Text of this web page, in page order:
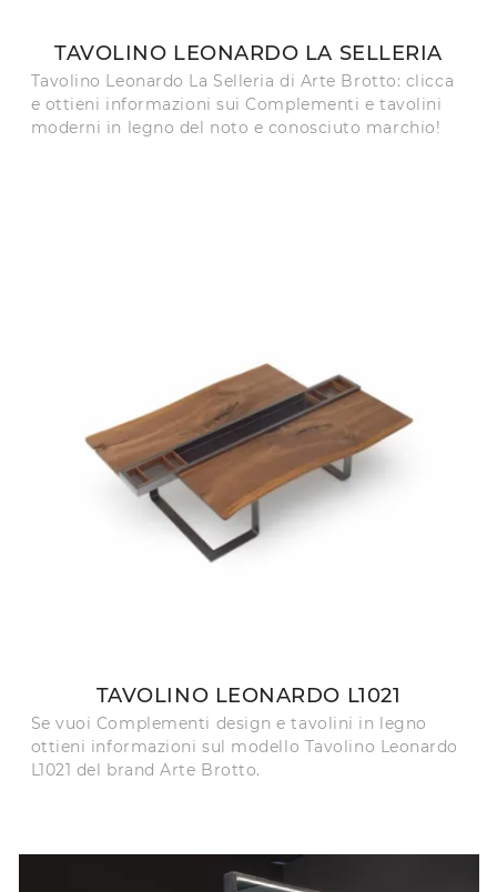
TAVOLINO LEONARDO LA SELLERIA
Tavolino Leonardo La Selleria di Arte Brotto: clicca
e ottieni informazioni sui Complementi e tavolini
moderni in legno del noto e conosciuto marchio!
TAVOLINO LEONARDO L1021
Se vuoi Complementi design e tavolini in legno
ottieni informazioni sul modello Tavolino Leonardo
L1021 del brand Arte Brotto.